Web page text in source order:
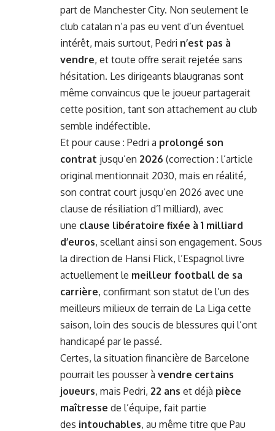
part de Manchester City. Non seulement le
club catalan n’a pas eu vent d’un éventuel
intérêt, mais surtout, Pedri n’est pas à
vendre, et toute offre serait rejetée sans
hésitation. Les dirigeants blaugranas sont
même convaincus que le joueur partagerait
cette position, tant son attachement au club
semble indéfectible.
Et pour cause : Pedri a prolongé son
contrat jusqu’en 2026 (correction : l’article
original mentionnait 2030, mais en réalité,
son contrat court jusqu’en 2026 avec une
clause de résiliation d’1 milliard), avec
une clause libératoire fixée à 1 milliard
d’euros, scellant ainsi son engagement. Sous
la direction de Hansi Flick, l’Espagnol livre
actuellement le meilleur football de sa
carrière, confirmant son statut de l’un des
meilleurs milieux de terrain de La Liga cette
saison, loin des soucis de blessures qui l’ont
handicapé par le passé.
Certes, la situation financière de Barcelone
pourrait les pousser à vendre certains
joueurs, mais Pedri, 22 ans et déjà pièce
maîtresse de l’équipe, fait partie
des intouchables, au même titre que Pau